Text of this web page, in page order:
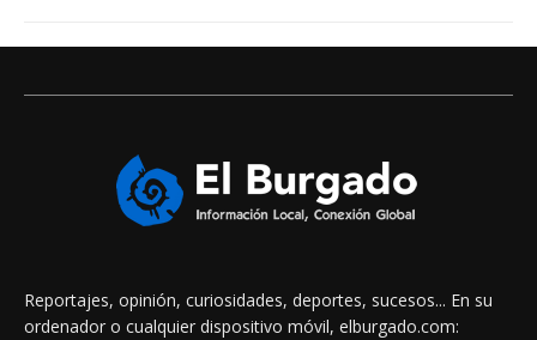
Reportajes, opinión, curiosidades, deportes, sucesos... En su
ordenador o cualquier dispositivo móvil, elburgado.com: